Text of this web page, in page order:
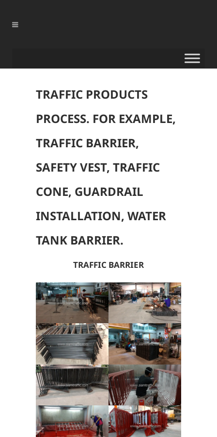
TRAFFIC PRODUCTS
PROCESS. FOR EXAMPLE,
TRAFFIC BARRIER,
SAFETY VEST, TRAFFIC
CONE, GUARDRAIL
INSTALLATION, WATER
TANK BARRIER.
TRAFFIC BARRIER